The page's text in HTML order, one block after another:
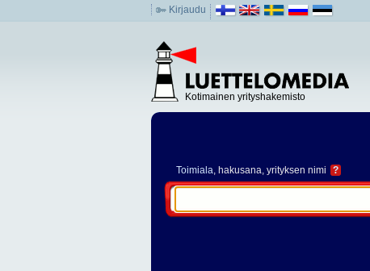
Kirjaudu
Kotimainen yrityshakemisto
Toimiala, hakusana, yrityksen nimi ?